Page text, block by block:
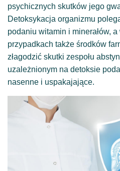
psychicznych skutków jego
Detoksykacja organizmu
podaniu witamin i minerałów,
przypadkach także środków
złagodzić skutki zespołu
uzależnionym na detoksie
nasenne i uspakajające.